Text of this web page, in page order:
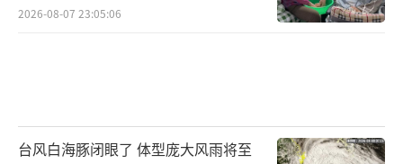
2026-08-07 23:05:06
台风白海豚闭眼了 体型庞大风雨将至